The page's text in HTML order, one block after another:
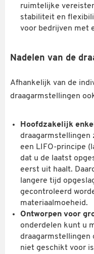
ruimtelijke
stabiliteit en
voor bedrijven met
Nadelen van de
Afhankelijk van de
draagarmstellingen
Hoofdzakelijk
draagarmstellingen
een LIFO-principe
dat u de laatst
eerst uit haalt.
langere tijd
gecontroleerd
materiaalmoeheid.
Ontworpen voor
onderdelen kunt u
draagarmstellingen
niet geschikt voor